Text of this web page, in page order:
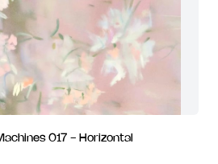
017 - Horizontal